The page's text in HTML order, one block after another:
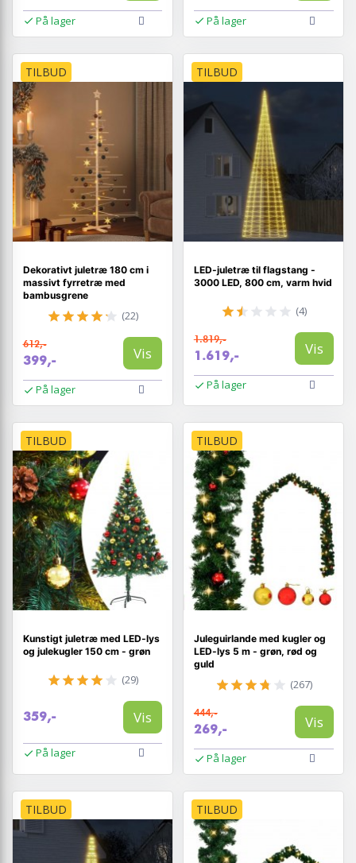
På lager På lager
TILBUD
Dekorativt juletræ 180 cm i
massivt fyrretræ med
bambusgrene
(22)
612,-
399,- Vis
På lager
TILBUD
LED-juletræ til flagstang -
3000 LED, 800 cm, varm hvid
(4)
1.819,-
1.619,- Vis
På lager
TILBUD
Kunstigt juletræ med LED-lys
og julekugler 150 cm - grøn
(29)
359,- Vis
På lager
TILBUD
Juleguirlande med kugler og
LED-lys 5 m - grøn, rød og
guld
(267)
444,-
269,- Vis
På lager
TILBUD TILBUD